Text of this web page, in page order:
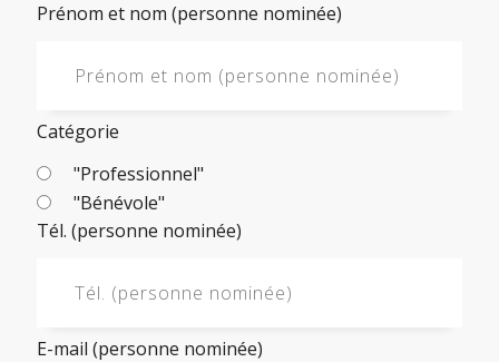
Prénom et nom (personne nominée)
Catégorie
"Professionnel"
"Bénévole"
Tél. (personne nominée)
E-mail (personne nominée)